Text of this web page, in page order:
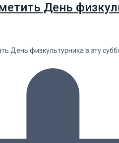
День
День физкультурника в эту